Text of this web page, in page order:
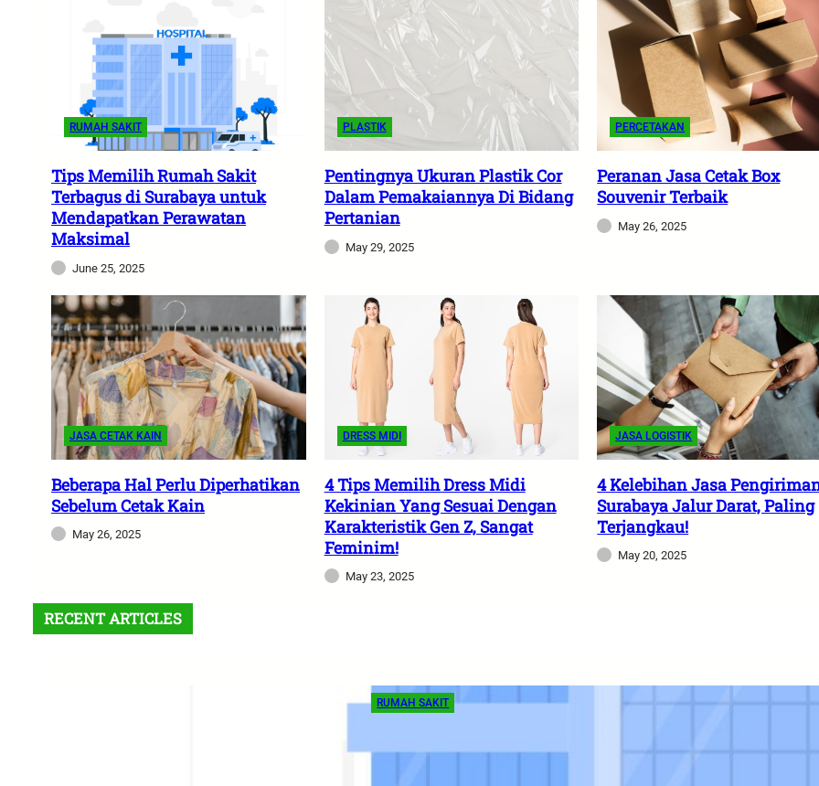
RUMAH SAKIT
Tips Memilih Rumah Sakit
Terbagus di Surabaya untuk
Mendapatkan Perawatan
Maksimal
June 25, 2025
PLASTIK
Pentingnya Ukuran Plastik Cor
Dalam Pemakaiannya Di Bidang
Pertanian
May 29, 2025
PERCETAKAN
Peranan Jasa Cetak Box
Souvenir Terbaik
May 26, 2025
JASA CETAK KAIN
Beberapa Hal Perlu Diperhatikan
Sebelum Cetak Kain
May 26, 2025
DRESS MIDI
4 Tips Memilih Dress Midi
Kekinian Yang Sesuai Dengan
Karakteristik Gen Z, Sangat
Feminim!
May 23, 2025
JASA LOGISTIK
4 Kelebihan Jasa
Surabaya Jalur Darat, Paling
Terjangkau!
May 20, 2025
RECENT ARTICLES
RUMAH SAKIT